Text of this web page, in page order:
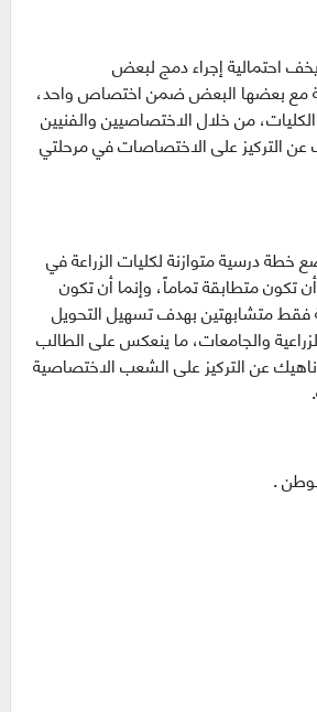
يخف احتمالية إجراء دمج لبعض
مع بعضها البعض ضمن اختصاص واحد،
من خلال الاختصاصيين والفنيين
التركيز على الاختصاصات في مرحلتي
درسية متوازنة لكليات الزراعة في
تكون متطابقة تماماً، وإنما أن تكون
فقط متشابهتين بهدف تسهيل التحويل
والجامعات، ما ينعكس على الطالب
عن التركيز على الشعب الاختصاصية
.